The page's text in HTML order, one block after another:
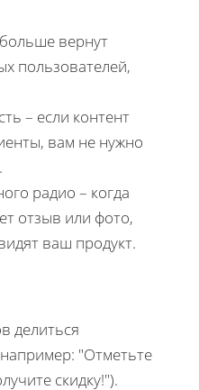
вернут
пользователей,
– если контент
вам не нужно
радио – когда
отзыв или фото,
ваш продукт.
делиться
"Отметьте
скидку!").